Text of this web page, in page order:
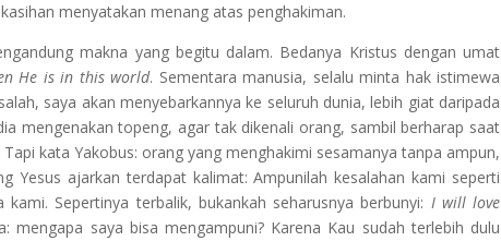
menyatakan menang atas penghakiman.
makna yang begitu dalam. Bedanya Kristus dengan umat
He is in this world. Sementara manusia, selalu minta hak istimewa
saya akan menyebarkannya ke seluruh dunia, lebih giat daripada
mengenakan topeng, agar tak dikenali orang, sambil berharap saat
kata Yakobus: orang yang menghakimi sesamanya tanpa ampun,
Yesus ajarkan terdapat kalimat: Ampunilah kesalahan kami seperti
Sepertinya terbalik, bukankah seharusnya berbunyi: I will love
mengapa saya bisa mengampuni? Karena Kau sudah terlebih dulu